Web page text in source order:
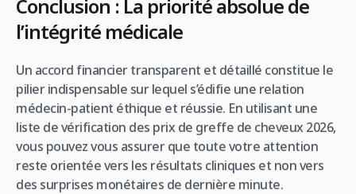
Conclusion : La priorité absolue de
l’intégrité médicale
Un accord financier transparent et détaillé constitue le
pilier indispensable sur lequel s’édifie une relation
médecin-patient éthique et réussie. En utilisant une
liste de vérification des prix de greffe de cheveux 2026,
vous pouvez vous assurer que toute votre attention
reste orientée vers les résultats cliniques et non vers
des surprises monétaires de dernière minute.